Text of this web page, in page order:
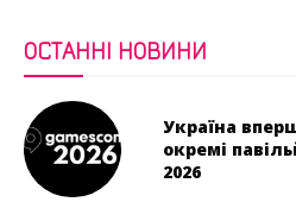
ОСТАННІ НОВИНИ
Україна
окремі
2026